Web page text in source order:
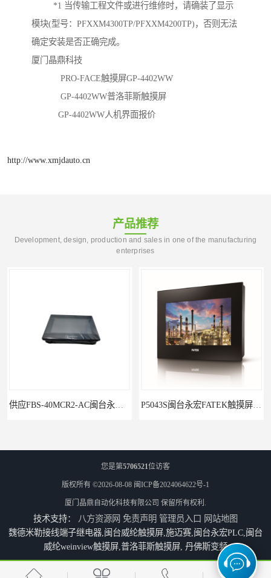
*1 当传输工程文件或进行维修时，请确装了显示
模块(型号：PFXXM4300TP/PFXXM4200TP)，否则无法
确定安装是否正确完成。
厦门晶鼎科技
PRO-FACE触摸屏GP-4402WW
GP-4402WW普洛菲斯触摸屏
GP-4402WW人机界面报价
http://www.xmjdauto.cn
产品推荐
Development, design, production and sales in one of the manufacturing
enterprises
永宏7寸触摸屏HF070L-00
防凝露控制器CD10
您是第5706521位访客
版权所有 ©2026-08-08 闽ICP备2024064622号-1
厦门晶鼎自动化科技有限公司 保留所有权利.
技术支持： 八方资源网 免责声明 管理员入口 网站地图
魏德米勒接线端子继电器,闽台威纶触摸屏,施迈赛,闽台永宏PLC,闽台
威纶weinview触摸屏,普洛菲斯触摸屏, 丹佛斯变频